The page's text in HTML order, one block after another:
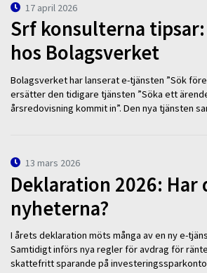
17 april 2026
Srf konsulterna
hos Bolagsverket
Bolagsverket har lanserat e-tjänsten ”Sök
ersätter den tidigare tjänsten ”Söka ett
årsredovisning kommit in”. Den nya tjänsten
13 mars 2026
Deklaration 2026: Har
nyheterna?
I årets deklaration möts många av en ny e-
Samtidigt införs nya regler för avdrag för
skattefritt sparande på